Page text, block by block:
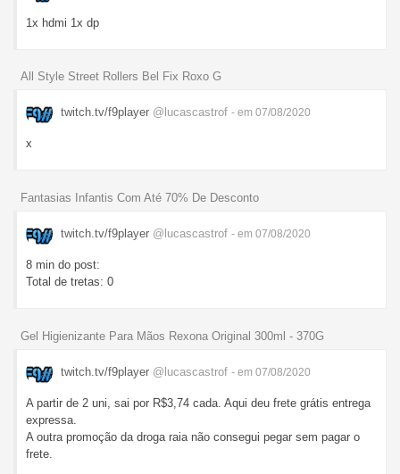
1x hdmi 1x dp
All Style Street Rollers Bel Fix Roxo G
twitch.tv/f9player @lucascastrof - em 07/08/2020
x
Fantasias Infantis Com Até 70% De Desconto
twitch.tv/f9player @lucascastrof - em 07/08/2020
8 min do post:
Total de tretas: 0
Gel Higienizante Para Mãos Rexona Original 300ml - 370G
twitch.tv/f9player @lucascastrof - em 07/08/2020
A partir de 2 uni, sai por R$3,74 cada. Aqui deu frete grátis entrega
expressa.
A outra promoção da droga raia não consegui pegar sem pagar o
frete.